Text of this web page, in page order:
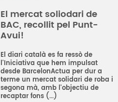
El mercat soliodari de
BAC, recollit pel Punt-
Avui!
El diari català es fa ressò de
l'Iniciativa que hem impulsat
desde BarcelonActua per dur a
terme un mercat solidari de roba i
segona mà, amb l'objectiu de
recaptar fons (...)